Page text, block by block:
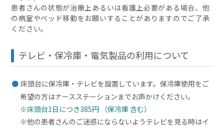
患者さんの状態が治療上あるいは看護上必要がある場合、他
の病室やベッド移動をお願いすることがありますのでご了承
ください。
テレビ・保冷庫・電気製品の利用について
床頭台に保冷庫・テレビを設置しています。保冷庫使用をご
希望の方はナースステーションまでお声かけください。
※床頭台1日につき385円 （保冷庫 含む）
※他の患者さんのご迷惑にならないようテレビを見る時はイ